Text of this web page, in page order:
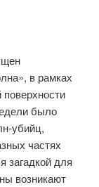
в рамках
поверхности
было
убийц,
частях
загадкой для
возникают